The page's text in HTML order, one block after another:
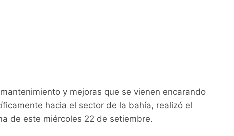
y mejoras que se vienen encarando
hacia el sector de la bahía, realizó el
de este miércoles 22 de setiembre.